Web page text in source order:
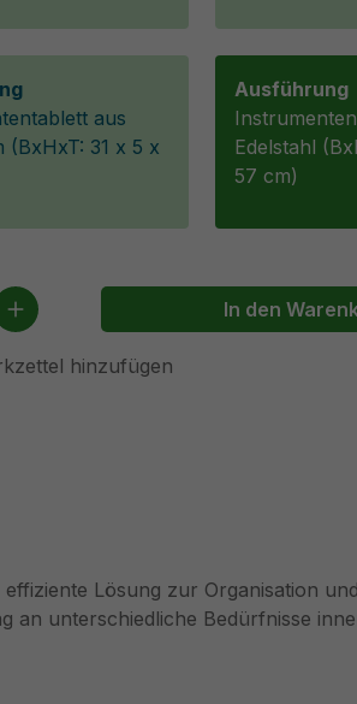
aus
(BxHxT: 31 x 5 x
Ausführung
Edelstahl
57 cm)
Gib denIn den
hinzufügen
Lösung zur Organisation
an unterschiedliche Bedürfnisse